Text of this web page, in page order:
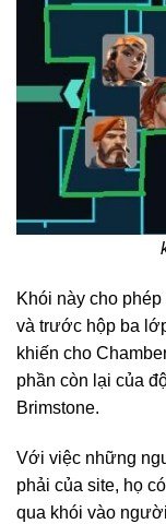
Khói này cho
và trước hộp ba
khiến cho
phần còn lại của
Brimstone.
Với việc những
phải của site, họ
qua khói vào